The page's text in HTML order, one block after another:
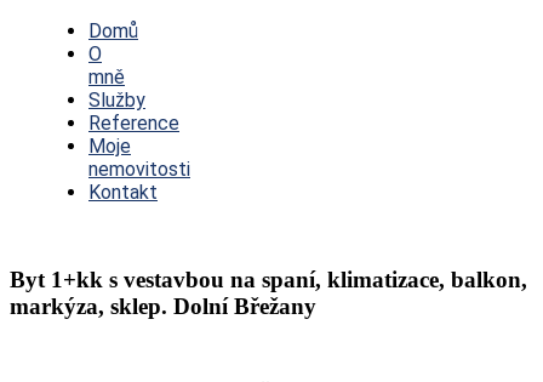
NavigationDomů
O
mně
Služby
Reference
Moje
nemovitosti
Kontakt
Byt 1+kk s vestavbou na spaní, klimatizace, balkon,
markýza, sklep. Dolní Břežany